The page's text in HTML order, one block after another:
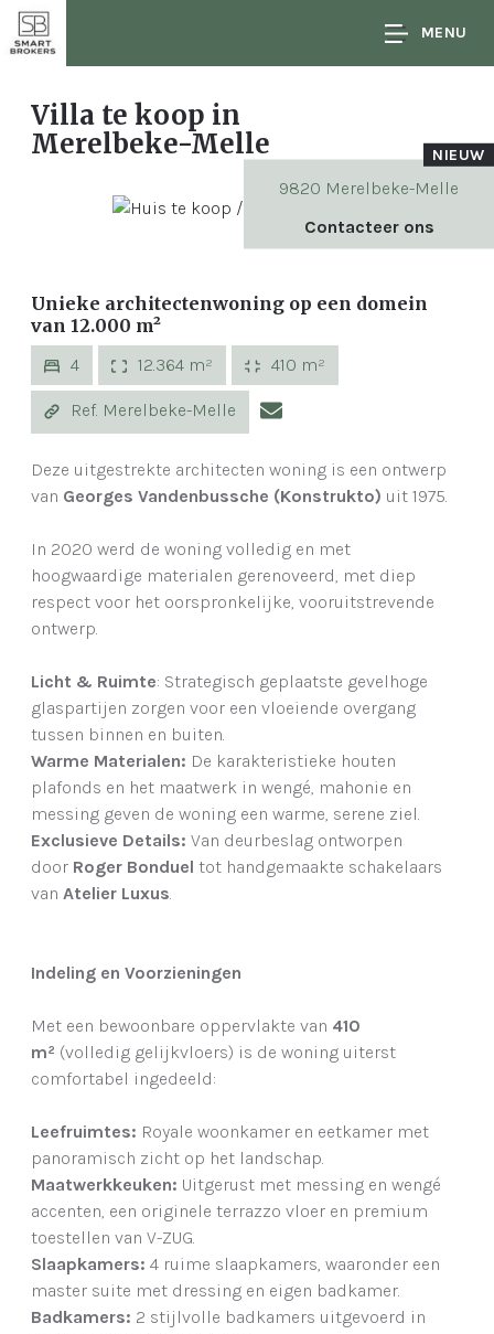
MENU
Villa te koop in
Merelbeke-Melle
9820 Merelbeke-Melle
Contacteer ons
NIEUW
Unieke architectenwoning op een domein
van 12.000 m²
4 12.364 m² 410 m²
Ref. Merelbeke-Melle
Deze uitgestrekte architecten woning is een ontwerp
van Georges Vandenbussche (Konstrukto) uit 1975.
In 2020 werd de woning volledig en met
hoogwaardige materialen gerenoveerd, met diep
respect voor het oorspronkelijke, vooruitstrevende
ontwerp.
Licht & Ruimte: Strategisch geplaatste gevelhoge
glaspartijen zorgen voor een vloeiende overgang
tussen binnen en buiten.
Warme Materialen: De karakteristieke houten
plafonds en het maatwerk in wengé, mahonie en
messing geven de woning een warme, serene ziel.
Exclusieve Details: Van deurbeslag ontworpen
door Roger Bonduel tot handgemaakte schakelaars
van Atelier Luxus.
Indeling en Voorzieningen
Met een bewoonbare oppervlakte van 410
m² (volledig gelijkvloers) is de woning uiterst
comfortabel ingedeeld:
Leefruimtes: Royale woonkamer en eetkamer met
panoramisch zicht op het landschap.
Maatwerkkeuken: Uitgerust met messing en wengé
accenten, een originele terrazzo vloer en premium
toestellen van V-ZUG.
Slaapkamers: 4 ruime slaapkamers, waaronder een
master suite met dressing en eigen badkamer.
Badkamers: 2 stijlvolle badkamers uitgevoerd in